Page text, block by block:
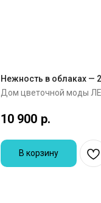
Нежность в облаках —
Дом цветочной моды
10 900 р.
В корзину